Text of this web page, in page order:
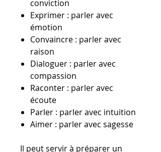
conviction
Exprimer : parler avec
émotion
Convaincre : parler avec
raison
Dialoguer : parler avec
compassion
Raconter : parler avec
écoute
Parler : parler avec intuition
Aimer : parler avec sagesse
Il peut servir à préparer un